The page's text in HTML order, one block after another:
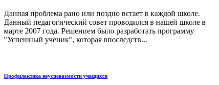
Данная проблема рано или поздно встает в каждой школе.
Данный педагогический совет проводился в нашей школе в
марте 2007 года. Решением было разработать программу
"Успешный ученик", которая впоследств...
Профилактика неуспеваемости учащихся